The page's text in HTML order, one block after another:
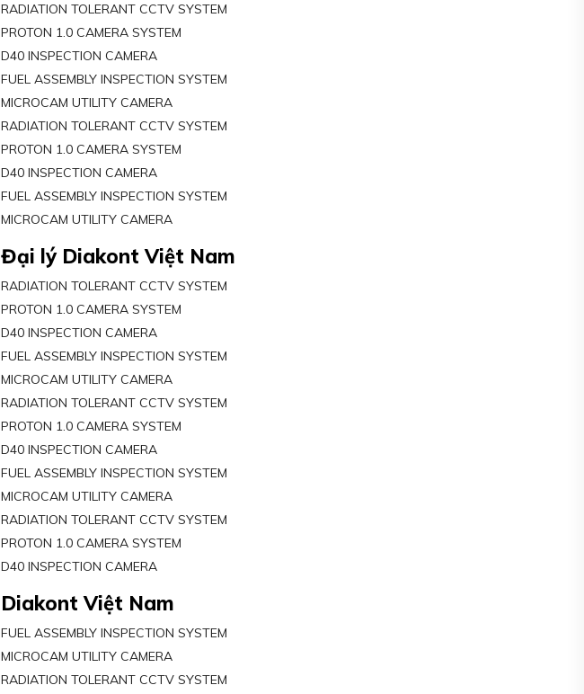
RADIATION TOLERANT CCTV SYSTEM
PROTON 1.0 CAMERA SYSTEM
D40 INSPECTION CAMERA
FUEL ASSEMBLY INSPECTION SYSTEM
MICROCAM UTILITY CAMERA
RADIATION TOLERANT CCTV SYSTEM
PROTON 1.0 CAMERA SYSTEM
D40 INSPECTION CAMERA
FUEL ASSEMBLY INSPECTION SYSTEM
MICROCAM UTILITY CAMERA
Đại lý Diakont Việt Nam
RADIATION TOLERANT CCTV SYSTEM
PROTON 1.0 CAMERA SYSTEM
D40 INSPECTION CAMERA
FUEL ASSEMBLY INSPECTION SYSTEM
MICROCAM UTILITY CAMERA
RADIATION TOLERANT CCTV SYSTEM
PROTON 1.0 CAMERA SYSTEM
D40 INSPECTION CAMERA
FUEL ASSEMBLY INSPECTION SYSTEM
MICROCAM UTILITY CAMERA
RADIATION TOLERANT CCTV SYSTEM
PROTON 1.0 CAMERA SYSTEM
D40 INSPECTION CAMERA
Diakont Việt Nam
FUEL ASSEMBLY INSPECTION SYSTEM
MICROCAM UTILITY CAMERA
RADIATION TOLERANT CCTV SYSTEM